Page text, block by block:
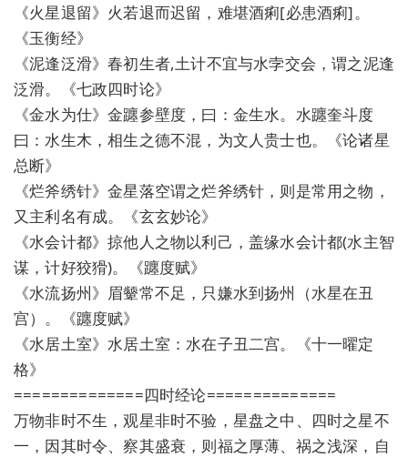
《火星退留》火若退而迟留，难堪酒痢[必患酒痢]。
《玉衡经》
《泥逢泛滑》春初生者,土计不宜与水孛交会，谓之泥逢
泛滑。《七政四时论》
《金水为仕》金躔参壁度，曰：金生水。水躔奎斗度
曰：水生木，相生之德不混，为文人贵士也。《论诸星
总断》
《烂斧绣针》金星落空谓之烂斧绣针，则是常用之物，
又主利名有成。《玄玄妙论》
《水会计都》掠他人之物以利己，盖缘水会计都(水主智
谋，计好狡猾)。《躔度赋》
《水流扬州》眉颦常不足，只嫌水到扬州（水星在丑
宫）。《躔度赋》
《水居土室》水居土室：水在子丑二宫。《十一曜定
格》
==============四时经论==============
万物非时不生，观星非时不验，星盘之中、四时之星不
一，因其时令、察其盛衰，则福之厚薄、祸之浅深，自